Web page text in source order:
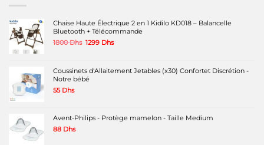
Chaise Haute Électrique 2 en 1 Kidilo KD018 – Balancelle
Bluetooth + Télécommande
1800Dhs Le
était :
1800 Dhs.
1299 DhsLe
1299 Dhs.
Coussinets d'Allaitement Jetables (x30) Confortet Discrétion -
Notre bébé
55 Dhs
Avent-Philips - Protège mamelon - Taille Medium
88 Dhs